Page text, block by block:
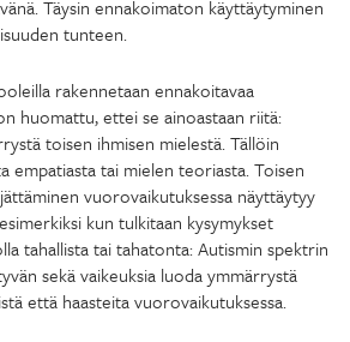
Täysin ennakoimaton käyttäytyminen
tunteen.
rakennetaan ennakoitavaa
huomattu, ettei se ainoastaan riitä:
toisen ihmisen mielestä. Tällöin
empatiasta tai mielen teoriasta. Toisen
vuorovaikutuksessa näyttäytyy
kun tulkitaan kysymykset
tahallista tai tahatonta: Autismin spektrin
sekä vaikeuksia luoda ymmärrystä
että haasteita vuorovaikutuksessa.